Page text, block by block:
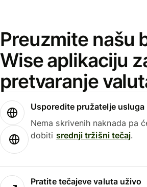
Preuzmite našu
Wise aplikaciju
pretvaranje
Usporedite pružatelje
Nema skrivenih naknada pa
dobiti srednji tržišni tečaj.
Pratite tečajeve valuta uživo